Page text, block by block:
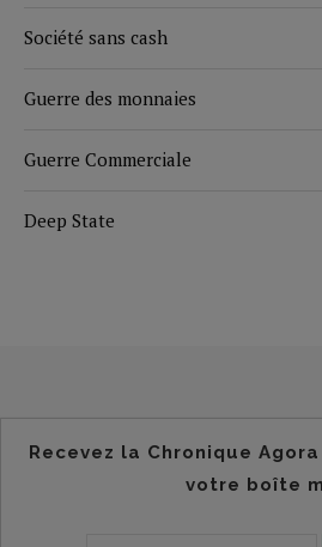
Société sans cash
Guerre des monnaies
Guerre Commerciale
Deep State
Recevez la Chronique
votre boîte